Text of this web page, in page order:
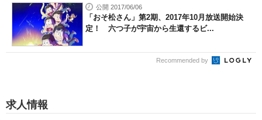
公開 2017/06/06
「おそ松さん」第2期、2017年10月放送開始決
定！ 六つ子が宇宙から生還するビ...
Recommended by
求人情報